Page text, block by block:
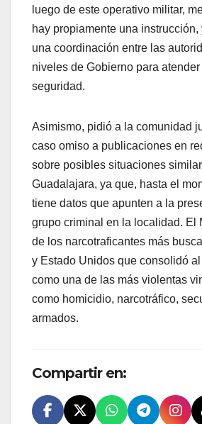
luego de este operativo militar,
hay propiamente una
una coordinación entre las
niveles de Gobierno para
seguridad.
Asimismo, pidió a la comunidad
caso omiso a publicaciones en
sobre posibles situaciones
Guadalajara, ya que, hasta el
tiene datos que apunten a la
grupo criminal en la localidad. El
de los narcotraficantes más
y Estado Unidos que consolidó
como una de las más violentas
como homicidio, narcotráfico,
armados.
Compartir en: